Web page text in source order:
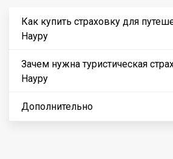
Как купить страховку для
Науру
Зачем нужна туристическая
Науру
Дополнительно